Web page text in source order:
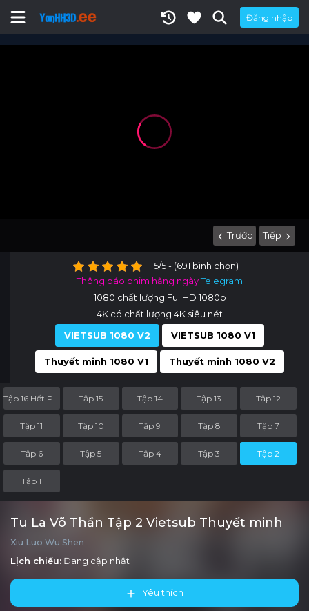
Đăng nhập
Trước Tiếp
5/5 - (691 bình chọn)
Thông báo phim hằng ngàyTelegram
1080 chất lượng FullHD 1080p
4K có chất lượng 4K siêu nét
VIETSUB 1080 V2
VIETSUB 1080 V1
Thuyết minh 1080 V1 Thuyết minh 1080 V2
Tập 15 Tập 14 Tập 13 Tập 12
Tập 11 Tập 10 Tập 9 Tập 8 Tập 7
Tập 6 Tập 5 Tập 4 Tập 3 Tập 2
Tập 1
Tu La Võ Thần Tập 2 Vietsub Thuyết minh
Xiu Luo Wu Shen
Lịch chiếu:Đang cập nhật
Yêu thích